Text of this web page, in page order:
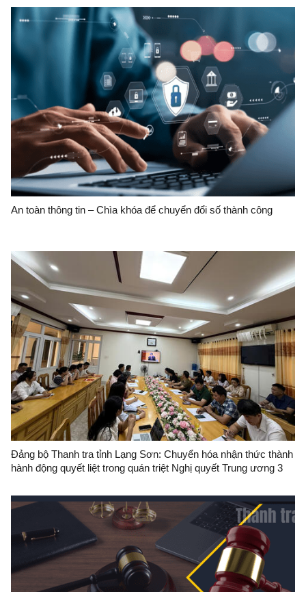
triển mới
An toàn thông tin – Chìa khóa để chuyển đổi số thành công
Đảng bộ Thanh tra tỉnh Lạng Sơn: Chuyển hóa nhận thức thành
hành động quyết liệt trong quán triệt Nghị quyết Trung ương 3